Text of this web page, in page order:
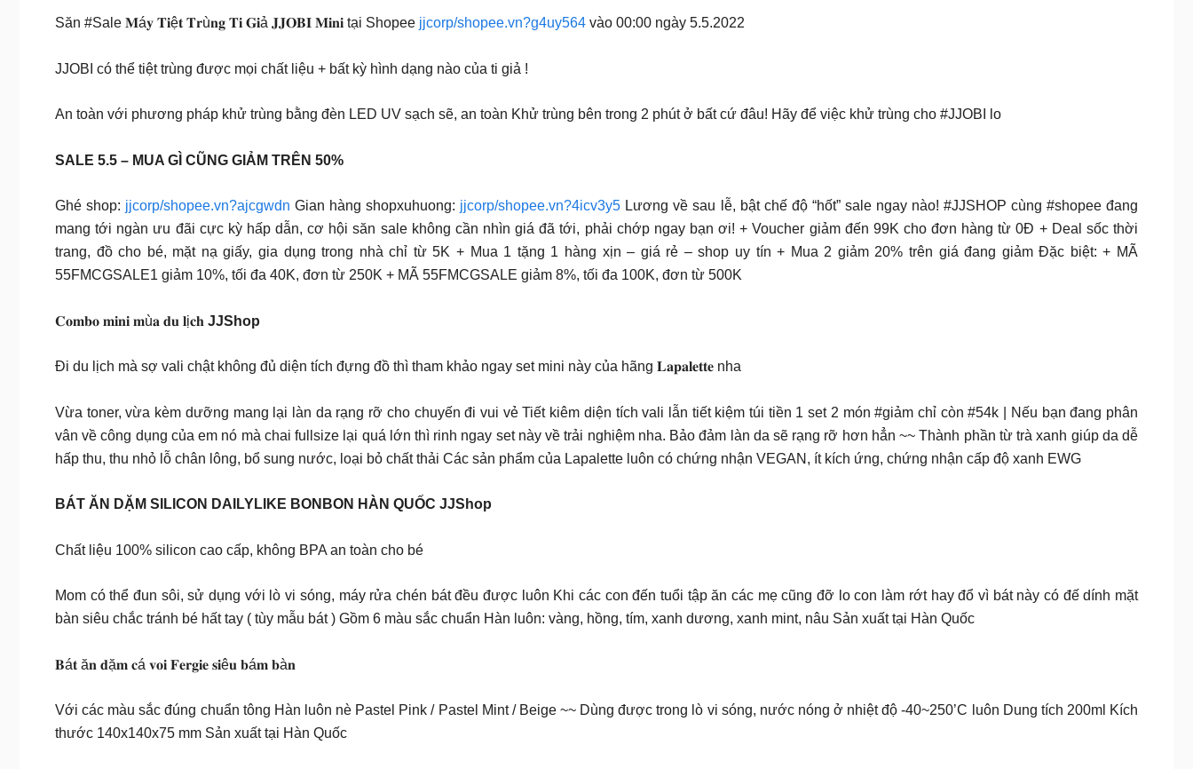
Săn #Sale 𝐌á𝐲 𝐓𝐢ệ𝐭 𝐓𝐫ù𝐧𝐠 𝐓𝐢 𝐆𝐢ả 𝐉𝐉𝐎𝐁𝐈 𝐌𝐢𝐧𝐢 tại Shopee jjcorp/shopee.vn?g4uy564 vào 00:00 ngày 5.5.2022
JJOBI có thể tiệt trùng được mọi chất liệu + bất kỳ hình dạng nào của ti giả !
An toàn với phương pháp khử trùng bằng đèn LED UV sạch sẽ, an toàn Khử trùng bên trong 2 phút ở bất cứ đâu! Hãy để việc khử trùng cho #JJOBI lo
SALE 5.5 – MUA GÌ CŨNG GIẢM TRÊN 50%
Ghé shop: jjcorp/shopee.vn?ajcgwdn Gian hàng shopxuhuong: jjcorp/shopee.vn?4icv3y5 Lương về sau lễ, bật chế độ “hốt” sale ngay nào! #JJSHOP cùng #shopee đang
mang tới ngàn ưu đãi cực kỳ hấp dẫn, cơ hội săn sale không cần nhìn giá đã tới, phải chớp ngay bạn ơi! + Voucher giảm đến 99K cho đơn hàng từ 0Đ + Deal sốc thời
trang, đồ cho bé, mặt nạ giấy, gia dụng trong nhà chỉ từ 5K + Mua 1 tặng 1 hàng xịn – giá rẻ – shop uy tín + Mua 2 giảm 20% trên giá đang giảm Đặc biệt: + MÃ
55FMCGSALE1 giảm 10%, tối đa 40K, đơn từ 250K + MÃ 55FMCGSALE giảm 8%, tối đa 100K, đơn từ 500K
𝐂𝐨𝐦𝐛𝐨 𝐦𝐢𝐧𝐢 𝐦ù𝐚 𝐝𝐮 𝐥ị𝐜𝐡 JJShop
Đi du lịch mà sợ vali chật không đủ diện tích đựng đồ thì tham khảo ngay set mini này của hãng 𝐋𝐚𝐩𝐚𝐥𝐞𝐭𝐭𝐞 nha
Vừa toner, vừa kèm dưỡng mang lại làn da rạng rỡ cho chuyến đi vui vẻ Tiết kiêm diện tích vali lẫn tiết kiệm túi tiền 1 set 2 món #giảm chỉ còn #54k | Nếu bạn đang phân
vân về công dụng của em nó mà chai fullsize lại quá lớn thì rinh ngay set này về trải nghiệm nha. Bảo đảm làn da sẽ rạng rỡ hơn hẳn ~~ Thành phần từ trà xanh giúp da dễ
hấp thu, thu nhỏ lỗ chân lông, bổ sung nước, loại bỏ chất thải Các sản phẩm của Lapalette luôn có chứng nhận VEGAN, ít kích ứng, chứng nhận cấp độ xanh EWG
BÁT ĂN DẶM SILICON DAILYLIKE BONBON HÀN QUỐC JJShop
Chất liệu 100% silicon cao cấp, không BPA an toàn cho bé
Mom có thể đun sôi, sử dụng với lò vi sóng, máy rửa chén bát đều được luôn Khi các con đến tuổi tập ăn các mẹ cũng đỡ lo con làm rớt hay đổ vì bát này có đế dính mặt
bàn siêu chắc tránh bé hất tay ( tùy mẫu bát ) Gồm 6 màu sắc chuẩn Hàn luôn: vàng, hồng, tím, xanh dương, xanh mint, nâu Sản xuất tại Hàn Quốc
𝐁á𝐭 ă𝐧 𝐝ặ𝐦 𝐜á 𝐯𝐨𝐢 𝐅𝐞𝐫𝐠𝐢𝐞 𝐬𝐢ê𝐮 𝐛á𝐦 𝐛à𝐧
Với các màu sắc đúng chuẩn tông Hàn luôn nè Pastel Pink / Pastel Mint / Beige ~~ Dùng được trong lò vi sóng, nước nóng ở nhiệt độ -40~250’C luôn Dung tích 200ml Kích
thước 140x140x75 mm Sản xuất tại Hàn Quốc